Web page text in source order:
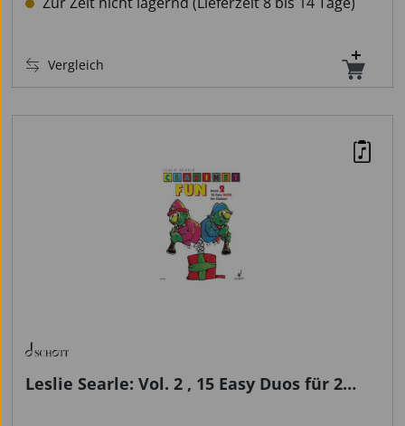
Vergleich
Leslie Searle: Vol. 2 , 15 Easy Duos für 2